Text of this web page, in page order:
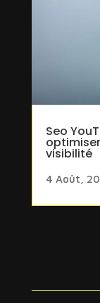
Seo
visibilité
4 Août,